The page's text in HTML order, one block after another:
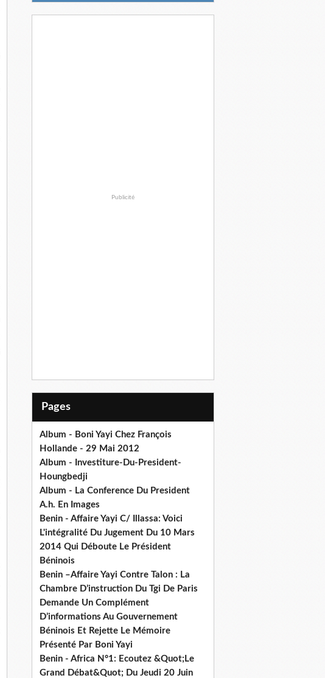
Publicité
Pages
Album - Boni Yayi Chez François
Hollande - 29 Mai 2012
Album - Investiture-Du-President-
Houngbedji
Album - La Conference Du President
A.h. En Images
Benin - Affaire Yayi C/ Illassa: Voici
L'intégralité Du Jugement Du 10 Mars
2014 Qui Déboute Le Président
Béninois
Benin –Affaire Yayi Contre Talon : La
Chambre D’instruction Du Tgi De Paris
Demande Un Complément
D’informations Au Gouvernement
Béninois Et Rejette Le Mémoire
Présenté Par Boni Yayi
Benin - Africa N°1: Ecoutez &Quot;Le
Grand Débat&Quot; Du Jeudi 20 Juin